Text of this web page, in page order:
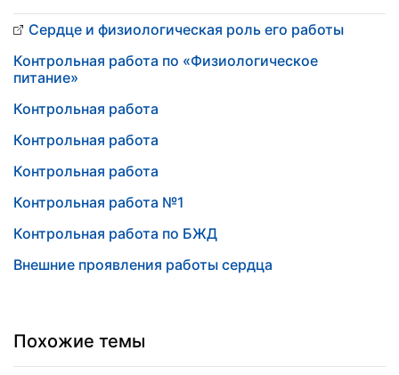
Сердце и физиологическая роль его работы
Контрольная работа по «Физиологическое
питание»
Контрольная работа
Контрольная работа
Контрольная работа
Контрольная работа №1
Контрольная работа по БЖД
Внешние проявления работы сердца
Похожие темы